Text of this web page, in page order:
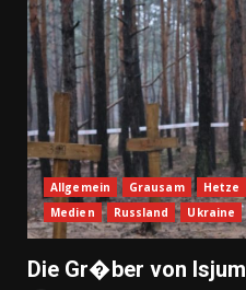
Allgemein Grausam Hetze
Medien
Russland Ukraine
Die Gr�ber von Isjum